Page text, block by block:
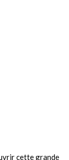
cette grande